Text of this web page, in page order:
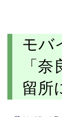
モバ
「
留所